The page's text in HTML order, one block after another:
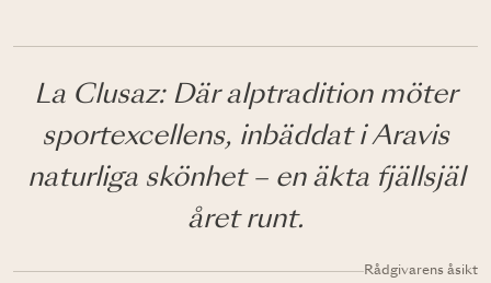
La Clusaz: Där alptradition möter
sportexcellens, inbäddat i Aravis
naturliga skönhet – en äkta fjällsjäl
året runt.
Rådgivarens åsikt